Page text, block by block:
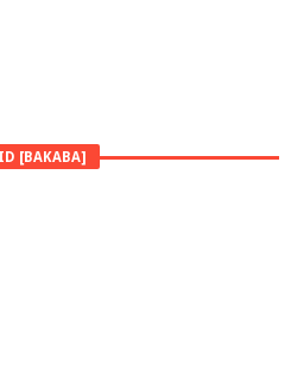
[BAKABA]